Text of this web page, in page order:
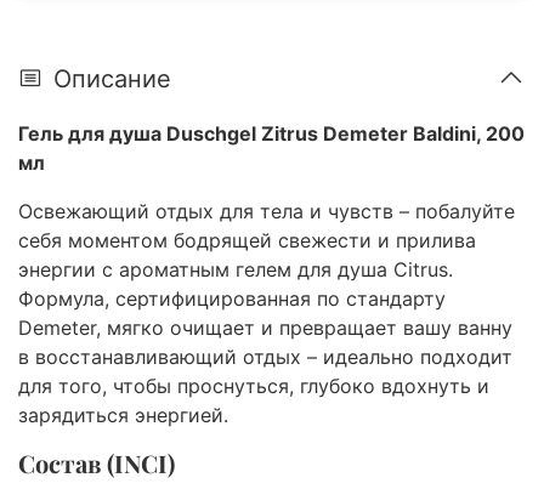
Описание
Гель для душа Duschgel Zitrus Demeter Baldini, 200
мл
Освежающий отдых для тела и чувств – побалуйте
себя моментом бодрящей свежести и прилива
энергии с ароматным гелем для душа Citrus.
Формула, сертифицированная по стандарту
Demeter, мягко очищает и превращает вашу ванну
в восстанавливающий отдых – идеально подходит
для того, чтобы проснуться, глубоко вдохнуть и
зарядиться энергией.
Состав (INCI)